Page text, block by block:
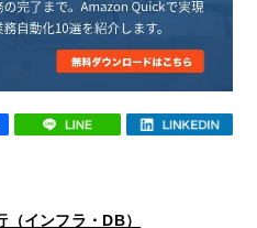
（インフラ・DB）